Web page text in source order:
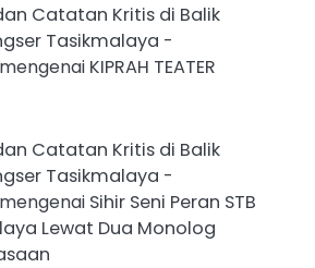
Catatan Kritis di Balik
Tasikmalaya -
mengenai KIPRAH TEATER
Catatan Kritis di Balik
Tasikmalaya -
mengenai Sihir Seni Peran STB
Lewat Dua Monolog